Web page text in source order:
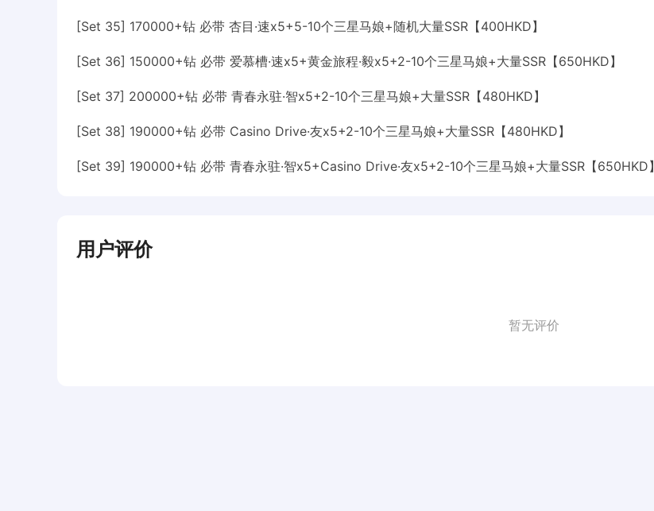
[Set 35] 170000+钻 必带 杏目·速x5+5-10个三星马娘+随机大量SSR【400HKD】
[Set 36] 150000+钻 必带 爱慕槽·速x5+黄金旅程·毅x5+2-10个三星马娘+大量SSR【650HKD】
[Set 37] 200000+钻 必带 青春永驻·智x5+2-10个三星马娘+大量SSR【480HKD】
[Set 38] 190000+钻 必带 Casino Drive·友x5+2-10个三星马娘+大量SSR【480HKD】
[Set 39] 190000+钻 必带 青春永驻·智x5+Casino Drive·友x5+2-10个三星马娘+大量SSR【650HKD】
用户评价
暂无评价